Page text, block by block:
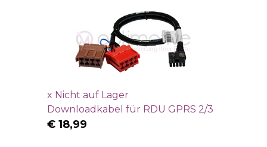
x Nicht auf Lager
Downloadkabel für RDU GPRS 2/3
€ 18,99